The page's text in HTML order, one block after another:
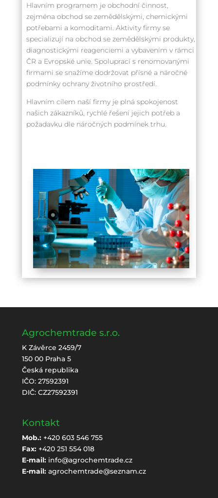
Hlavním programem je obchodní činnost,
zejména obchod se zemědělskými, chemickými
potřebami a komoditami. Aktivity firmy se
specializují na obchod se zemědělskými produkty,
diagnostickými reagenciemi a vybavením v rámci
ČR a Evropské unie. Spoluprací s renomovanými
firmami se snažíme dodržovat přísné a náročné
podmínky ochrany životního prostředí.
Hlavním cílem naší firmy je plná spokojenost
našich zákazníků, rychlé řešení jejich potřeb a
požadavku dle náročných podmínek trhu.
Agrochemtrade s.r.o.
K Závěrce 2459/7
150 00 Praha 5
Česká republika
IČO: 27592391
DIČ: CZ27592391
Kontakt
Mob.:+420 603 546 755
Fax:+420 251 554 018
E-mail: info@agrochemtrade.cz
E-mail: agrochemtrade@seznam.cz